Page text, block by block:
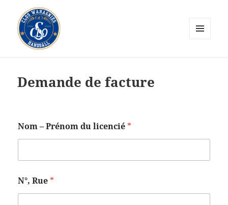
Demande de facture
Nom – Prénom du licencié *
N°, Rue *